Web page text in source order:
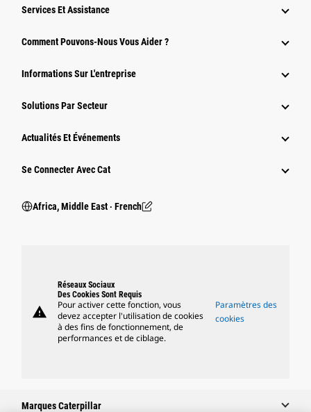
Services Et Assistance
Comment Pouvons-Nous Vous Aider ?
Informations Sur L'entreprise
Solutions Par Secteur
Actualités Et Événements
Se Connecter Avec Cat
Africa, Middle East ‧ French
warning
Réseaux Sociaux
Des Cookies Sont Requis
Pour activer cette fonction, vous
devez accepter l'utilisation de cookies
à des fins de fonctionnement, de
performances et de ciblage.
Paramètres des
cookies
Marques Caterpillar